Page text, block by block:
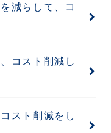
減らして、コ
コスト削減し
スト削減をし